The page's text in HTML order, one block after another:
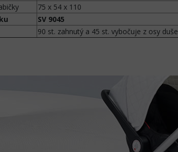
75 x 54 x 110
SV 9045
90 st. zahnutý a 45 st. vybočuje z osy duše